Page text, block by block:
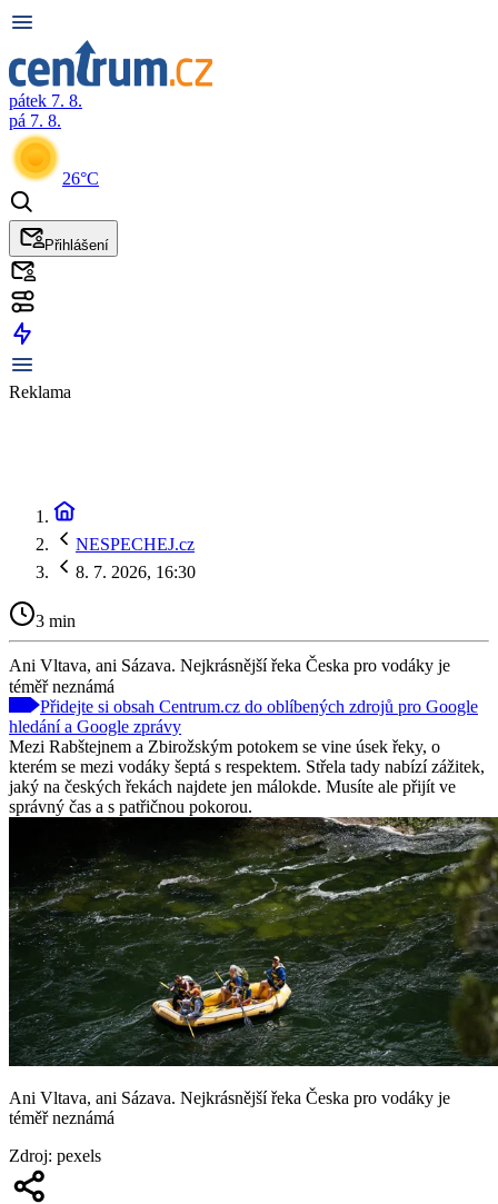
pátek 7. 8.
pá 7. 8.
26°C
Přihlášení
Reklama
NESPECHEJ.cz
8. 7. 2026, 16:30
3 min
Ani Vltava, ani Sázava. Nejkrásnější řeka Česka pro vodáky je
téměř neznámá
Přidejte si obsah Centrum.cz do oblíbených zdrojů pro Google
hledání a Google zprávy
Mezi Rabštejnem a Zbirožským potokem se vine úsek řeky, o
kterém se mezi vodáky šeptá s respektem. Střela tady nabízí zážitek,
jaký na českých řekách najdete jen málokde. Musíte ale přijít ve
správný čas a s patřičnou pokorou.
Ani Vltava, ani Sázava. Nejkrásnější řeka Česka pro vodáky je
téměř neznámá
Zdroj: pexels